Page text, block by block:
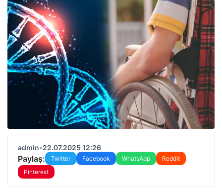
admin•22.07.2025 12:26
Paylaş: Twitter Facebook WhatsApp
Reddit
Pinterest